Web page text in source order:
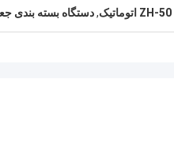
,دستگاه بسته بندی جعبه 650 کیلوگرم